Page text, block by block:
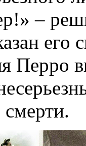
–
Перро
смерти.